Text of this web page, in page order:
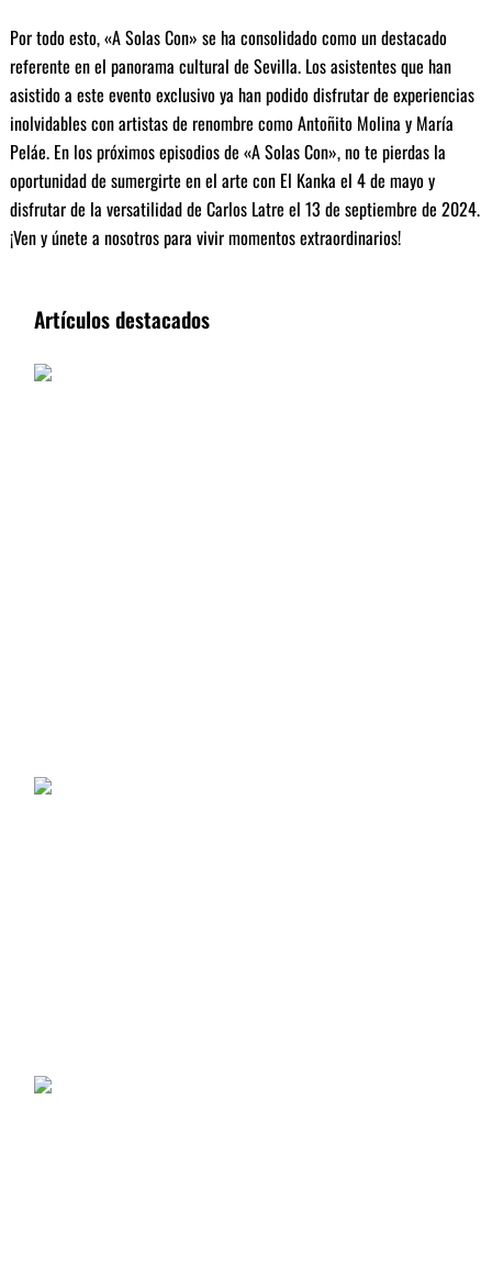
Por todo esto, «A Solas Con» se ha consolidado como un destacado
referente en el panorama cultural de Sevilla. Los asistentes que han
asistido a este evento exclusivo ya han podido disfrutar de experiencias
inolvidables con artistas de renombre como Antoñito Molina y María
Peláe. En los próximos episodios de «A Solas Con», no te pierdas la
oportunidad de sumergirte en el arte con El Kanka el 4 de mayo y
disfrutar de la versatilidad de Carlos Latre el 13 de septiembre de 2024.
¡Ven y únete a nosotros para vivir momentos extraordinarios!
Artículos destacados